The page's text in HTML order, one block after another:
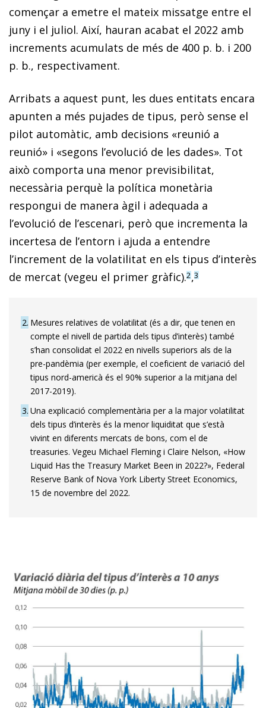
començar a emetre el mateix missatge entre el
juny i el juliol. Així, hauran acabat el 2022 amb
increments acumulats de més de 400 p. b. i 200
p. b., respectivament.
Arribats a aquest punt, les dues entitats encara
apunten a més pujades de tipus, però sense el
pilot automàtic, amb decisions «reunió a
reunió» i «segons l’evolució de les dades». Tot
això comporta una menor previsibilitat,
necessària perquè la política monetària
respongui de manera àgil i adequada a
l’evolució de l’escenari, però que incrementa la
incertesa de l’entorn i ajuda a entendre
l’increment de la volatilitat en els tipus d’interès
de mercat (vegeu el primer gràfic).2,3
2 Mesures relatives de volatilitat (és a dir, que tenen en
compte el nivell de partida dels tipus d’interès) també
s’han consolidat el 2022 en nivells superiors als de la
pre-pandèmia (per exemple, el coeficient de variació del
tipus nord-americà és el 90% superior a la mitjana del
2017-2019).
3 Una explicació complementària per a la major volatilitat
dels tipus d’interès és la menor liquiditat que s’està
vivint en diferents mercats de bons, com el de
treasuries. Vegeu Michael Fleming i Claire Nelson, «How
Liquid Has the Treasury Market Been in 2022?», Federal
Reserve Bank of Nova York Liberty Street Economics,
15 de novembre del 2022.